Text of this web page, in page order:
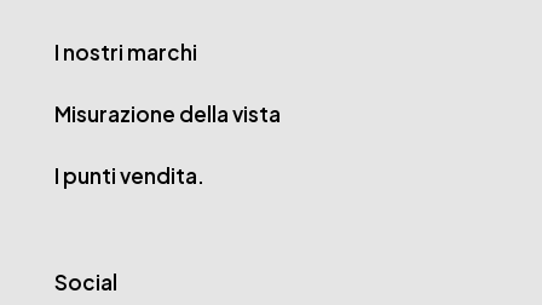
I nostri marchi
Misurazione della vista
I punti vendita.
Social